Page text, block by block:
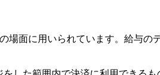
面に用いられています。給与の